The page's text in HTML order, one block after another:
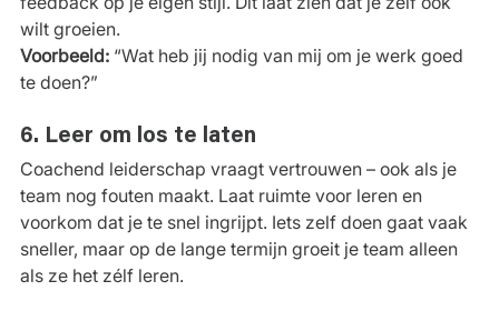
wilt groeien.
Voorbeeld: “Wat heb jij nodig van mij om je werk goed
te doen?”
6. Leer om los te laten
Coachend leiderschap vraagt vertrouwen – ook als je
team nog fouten maakt. Laat ruimte voor leren en
voorkom dat je te snel ingrijpt. Iets zelf doen gaat vaak
sneller, maar op de lange termijn groeit je team alleen
als ze het zélf leren.